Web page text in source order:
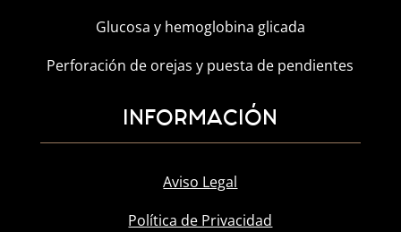
Glucosa y hemoglobina glicada
Perforación de orejas y puesta de pendientes
INFORMACIÓN
Aviso Legal
Política de Privacidad